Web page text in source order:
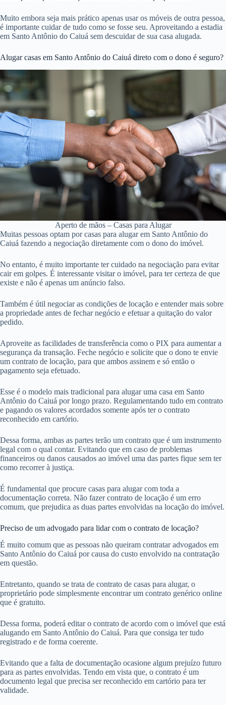
Muito embora seja mais prático apenas usar os móveis de outra pessoa,
é importante cuidar de tudo como se fosse seu. Aproveitando a estadia
em Santo Antônio do Caiuá sem descuidar de sua casa alugada.
Alugar casas em Santo Antônio do Caiuá direto com o dono é seguro?
Aperto de mãos – Casas para Alugar
Muitas pessoas optam por casas para alugar em Santo Antônio do
Caiuá fazendo a negociação diretamente com o dono do imóvel.
No entanto, é muito importante ter cuidado na negociação para evitar
cair em golpes. É interessante visitar o imóvel, para ter certeza de que
existe e não é apenas um anúncio falso.
Também é útil negociar as condições de locação e entender mais sobre
a propriedade antes de fechar negócio e efetuar a quitação do valor
pedido.
Aproveite as facilidades de transferência como o PIX para aumentar a
segurança da transação. Feche negócio e solicite que o dono te envie
um contrato de locação, para que ambos assinem e só então o
pagamento seja efetuado.
Esse é o modelo mais tradicional para alugar uma casa em Santo
Antônio do Caiuá por longo prazo. Regulamentando tudo em contrato
e pagando os valores acordados somente após ter o contrato
reconhecido em cartório.
Dessa forma, ambas as partes terão um contrato que é um instrumento
legal com o qual contar. Evitando que em caso de problemas
financeiros ou danos causados ao imóvel uma das partes fique sem ter
como recorrer à justiça.
É fundamental que procure casas para alugar com toda a
documentação correta. Não fazer contrato de locação é um erro
comum, que prejudica as duas partes envolvidas na locação do imóvel.
Preciso de um advogado para lidar com o contrato de locação?
É muito comum que as pessoas não queiram contratar advogados em
Santo Antônio do Caiuá por causa do custo envolvido na contratação
em questão.
Entretanto, quando se trata de contrato de casas para alugar, o
proprietário pode simplesmente encontrar um contrato genérico online
que é gratuito.
Dessa forma, poderá editar o contrato de acordo com o imóvel que está
alugando em Santo Antônio do Caiuá. Para que consiga ter tudo
registrado e de forma coerente.
Evitando que a falta de documentação ocasione algum prejuízo futuro
para as partes envolvidas. Tendo em vista que, o contrato é um
documento legal que precisa ser reconhecido em cartório para ter
validade.